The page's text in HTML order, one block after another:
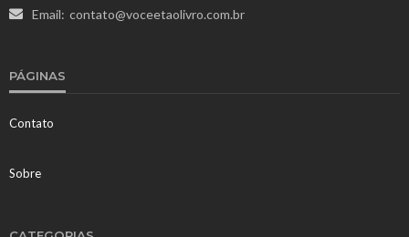
Email: contato@voceetaolivro.com.br
PÁGINAS
Contato
Sobre